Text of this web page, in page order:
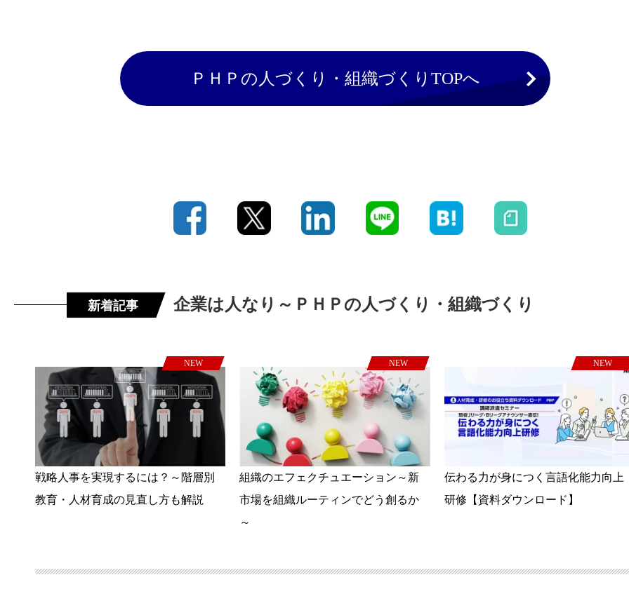
ＰＨＰの人づくり・組織づくりTOPへ
新着記事 企業は人なり～ＰＨＰの人づくり・組織づくり
NEW
戦略人事を実現するには？～階層別
教育・人材育成の見直し方も解説
NEW
組織のエフェクチュエーション～新
市場を組織ルーティンでどう創るか
～
NEW
伝わる力が身につく言語化能力向上
研修【資料ダウンロード】